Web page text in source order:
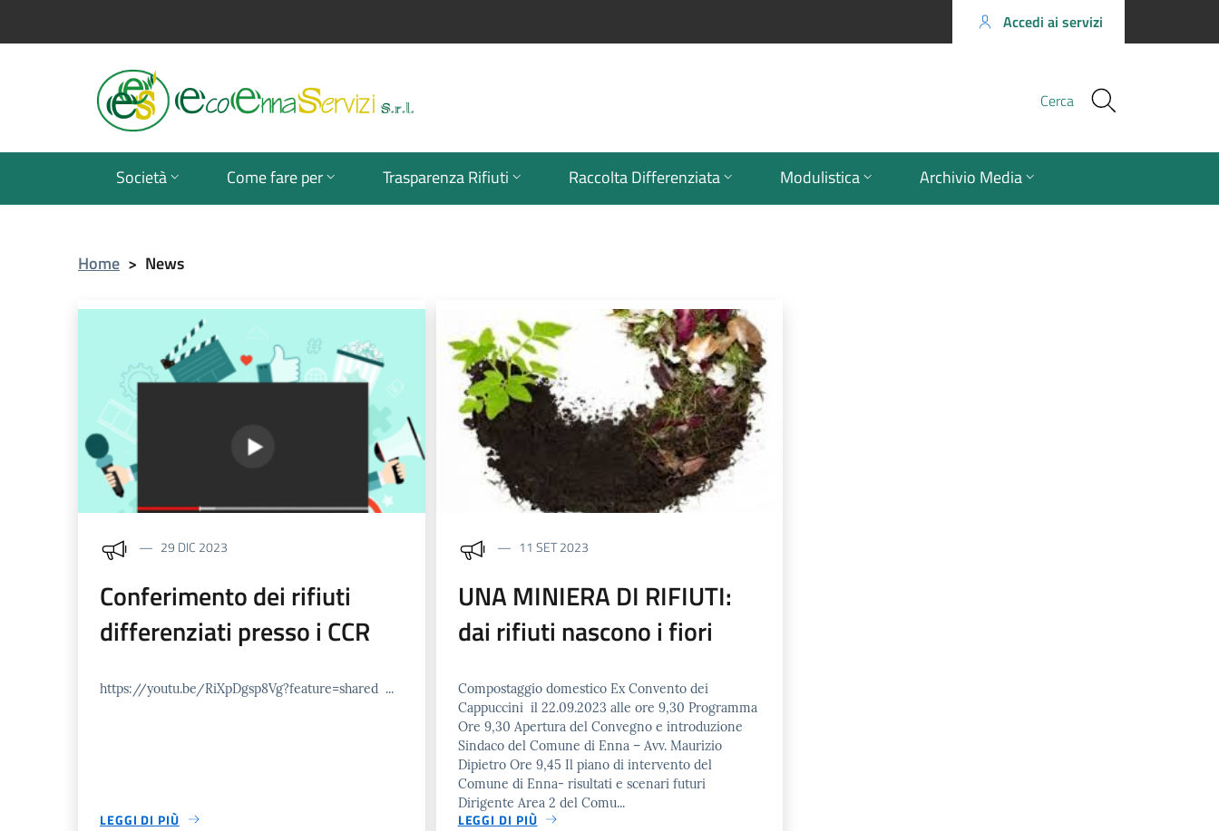
Accedi ai servizi
Cerca
Società Come fare per Trasparenza Rifiuti Raccolta Differenziata Modulistica Archivio Media
Home > News
29 DIC 2023
Conferimento dei rifiuti
differenziati presso i CCR
https://youtu.be/RiXpDgsp8Vg?feature=shared ...
LEGGI DI PIÙ
11 SET 2023
UNA MINIERA DI RIFIUTI:
dai rifiuti nascono i fiori
Compostaggio domestico Ex Convento dei
Cappuccini il 22.09.2023 alle ore 9,30 Programma
Ore 9,30 Apertura del Convegno e introduzione
Sindaco del Comune di Enna – Avv. Maurizio
Dipietro Ore 9,45 Il piano di intervento del
Comune di Enna- risultati e scenari futuri
Dirigente Area 2 del Comu...
LEGGI DI PIÙ